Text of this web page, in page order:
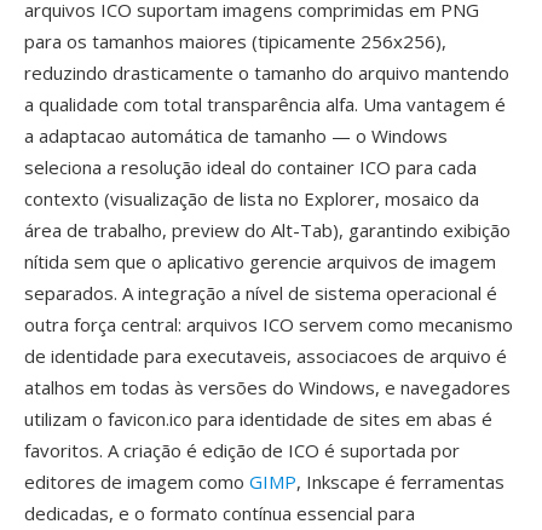
arquivos ICO suportam imagens comprimidas em PNG
para os tamanhos maiores (tipicamente 256x256),
reduzindo drasticamente o tamanho do arquivo mantendo
a qualidade com total transparência alfa. Uma vantagem é
a adaptacao automática de tamanho — o Windows
seleciona a resolução ideal do container ICO para cada
contexto (visualização de lista no Explorer, mosaico da
área de trabalho, preview do Alt-Tab), garantindo exibição
nítida sem que o aplicativo gerencie arquivos de imagem
separados. A integração a nível de sistema operacional é
outra força central: arquivos ICO servem como mecanismo
de identidade para executaveis, associacoes de arquivo é
atalhos em todas às versões do Windows, e navegadores
utilizam o favicon.ico para identidade de sites em abas é
favoritos. A criação é edição de ICO é suportada por
editores de imagem como GIMP, Inkscape é ferramentas
dedicadas, e o formato contínua essencial para